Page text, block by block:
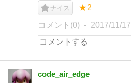
ナイス ★2
コメント(0) 2017/11/17
code_air_edge